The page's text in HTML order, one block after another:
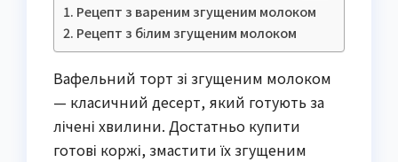
Рецепт з вареним згущеним молоком
Рецепт з білим згущеним молоком
Вафельний торт зі згущеним молоком
— класичний десерт, який готують за
лічені хвилини. Достатньо купити
готові коржі, змастити їх згущеним